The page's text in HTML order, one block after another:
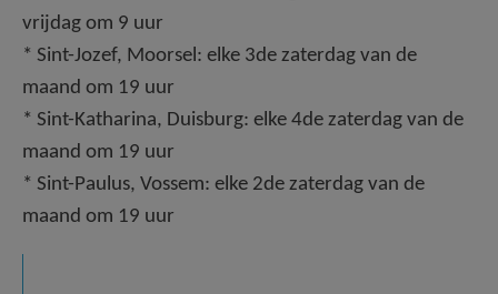
vrijdag om 9 uur
* Sint-Jozef, Moorsel: elke 3de zaterdag van de
maand om 19 uur
* Sint-Katharina, Duisburg: elke 4de zaterdag van de
maand om 19 uur
* Sint-Paulus, Vossem: elke 2de zaterdag van de
maand om 19 uur